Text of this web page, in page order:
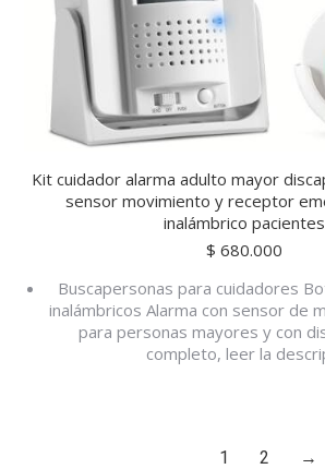
Kit cuidador alarma adulto mayor
sensor movimiento y receptor
inalámbrico pacientes
$ 680.000
Buscapersonas para cuidadores
inalámbricos Alarma con sensor de
para personas mayores y con
completo, leer la
1 2 →